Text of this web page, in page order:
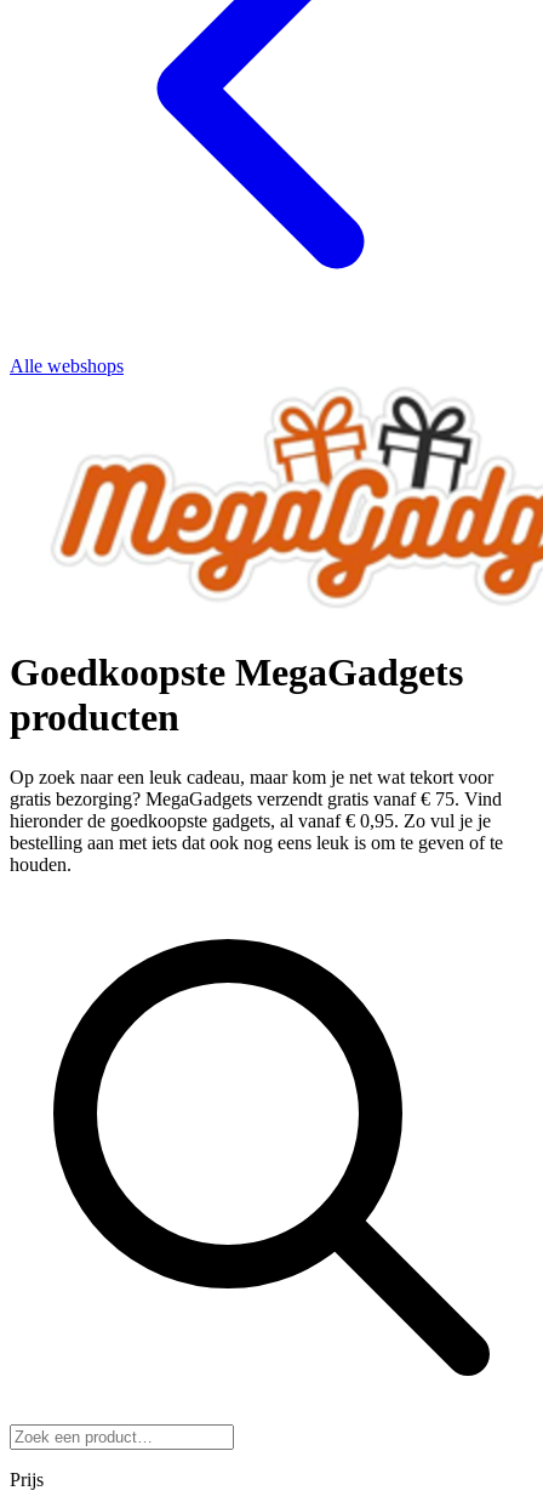
Alle webshops
Goedkoopste MegaGadgets
producten
Op zoek naar een leuk cadeau, maar kom je net wat tekort voor
gratis bezorging? MegaGadgets verzendt gratis vanaf € 75. Vind
hieronder de goedkoopste gadgets, al vanaf € 0,95. Zo vul je je
bestelling aan met iets dat ook nog eens leuk is om te geven of te
houden.
Prijs